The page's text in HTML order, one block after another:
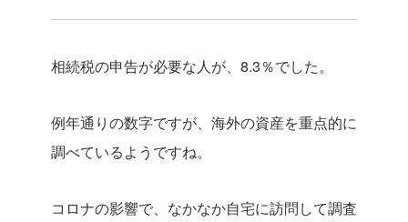
相続税の申告が必要な人が、8.3％でした。
例年通りの数字ですが、海外の資産を重点的に
調べているようですね。
コロナの影響で、なかなか自宅に訪問して調査